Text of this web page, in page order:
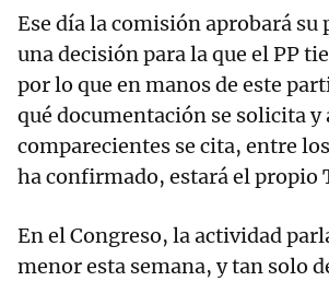
Ese día la comisión aprobará su
una decisión para la que el PP
por lo que en manos de este
qué documentación se solicita y
comparecientes se cita, entre
ha confirmado, estará el propio
En el Congreso, la actividad
menor esta semana, y tan solo